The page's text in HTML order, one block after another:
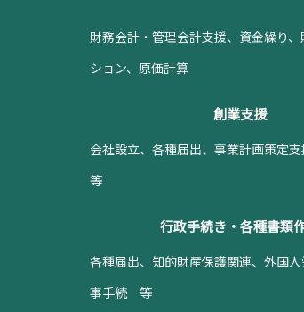
財務会計・管理会計支援、資金繰り
ション、原価計算
創業支援
会社設立、各種届出、事業計画策定
等
行政手続き・各種書類
各種届出、知的財産保護関連、外国人
事手続 等